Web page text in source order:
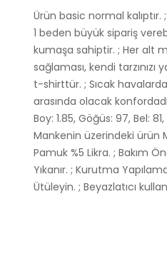
Ürün basic normal
1 beden büyük sipariş
kumaşa sahiptir. ; Her alt
sağlaması, kendi tarzınızı
t-shirttür. ; Sıcak
arasında olacak
Boy: 1.85, Göğüs: 97, Bel:
Mankenin üzerindeki ürün
Pamuk %5 Likra. ; Bakım
Yıkanır. ; Kurutma
Ütüleyin. ; Beyazlatıcı